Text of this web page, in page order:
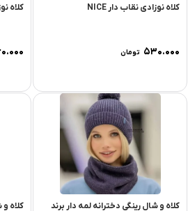
کلاه نوزادی نقاب دار NICE
۵۳۰.۰۰۰ تومان
کلاه
کلاه و شال رینگی دخترانه لمه دار برند کلاه